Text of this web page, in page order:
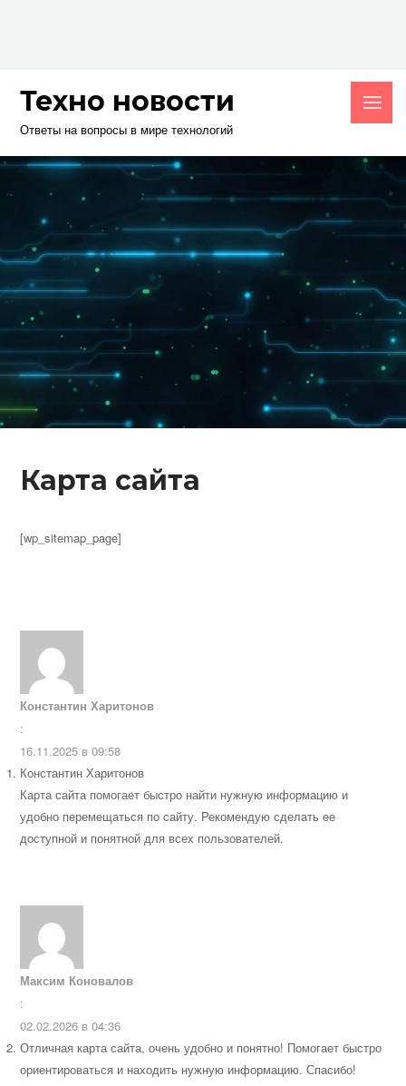
Техно новости
Ответы на вопросы в мире технологий
Карта сайта
[wp_sitemap_page]
Константин Харитонов
:
16.11.2025 в 09:58
Константин Харитонов
Карта сайта помогает быстро найти нужную информацию и
удобно перемещаться по сайту. Рекомендую сделать ее
доступной и понятной для всех пользователей.
Максим Коновалов
:
02.02.2026 в 04:36
Отличная карта сайта, очень удобно и понятно! Помогает быстро
ориентироваться и находить нужную информацию. Спасибо!